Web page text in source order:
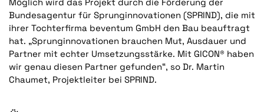
Bundesagentur für Sprunginnovationen (SPRIND), die mit
ihrer Tochterfirma beventum GmbH den Bau beauftragt
hat. „Sprunginnovationen brauchen Mut, Ausdauer und
Partner mit echter Umsetzungsstärke. Mit GICON® haben
wir genau diesen Partner gefunden“, so Dr. Martin
Chaumet, Projektleiter bei SPRIND.